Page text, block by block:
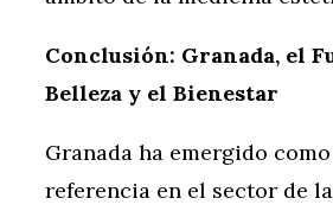
Conclusión: Granada, el
Belleza y el Bienestar
Granada ha emergido
referencia en el sector de